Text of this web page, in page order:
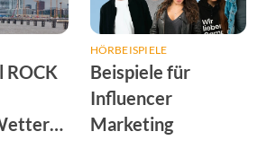
ROCK
HÖRBEISPIELE
Beispiele für
Influencer
Marketing